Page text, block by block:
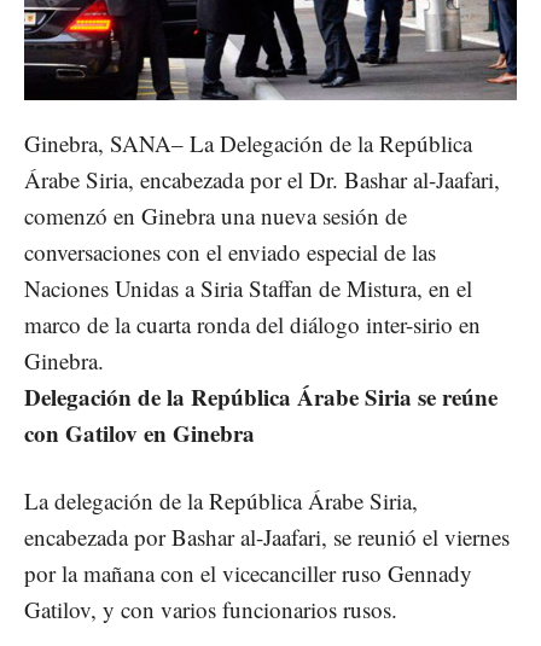
Ginebra, SANA– La Delegación de la República
Árabe Siria, encabezada por el Dr. Bashar al-Jaafari,
comenzó en Ginebra una nueva sesión de
conversaciones con el enviado especial de las
Naciones Unidas a Siria Staffan de Mistura, en el
marco de la cuarta ronda del diálogo inter-sirio en
Ginebra.
Delegación de la República Árabe Siria se reúne
con Gatilov en Ginebra
La delegación de la República Árabe Siria,
encabezada por Bashar al-Jaafari, se reunió el viernes
por la mañana con el vicecanciller ruso Gennady
Gatilov, y con varios funcionarios rusos.